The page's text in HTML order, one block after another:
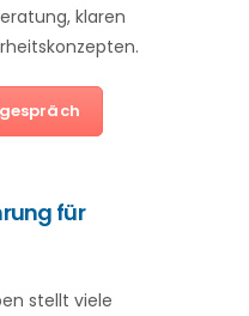
klaren
für
stellt viele